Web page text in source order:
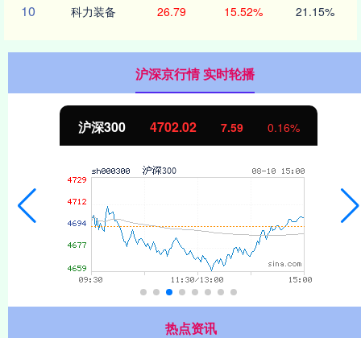
10 科力装备 26.79 15.52% 21.15%
沪深京行情 实时轮播
北证50 1122.88 -11.37 -1.00%
热点资讯